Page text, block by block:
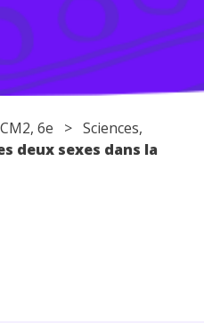
CM2, 6e > Sciences,
deux sexes dans la